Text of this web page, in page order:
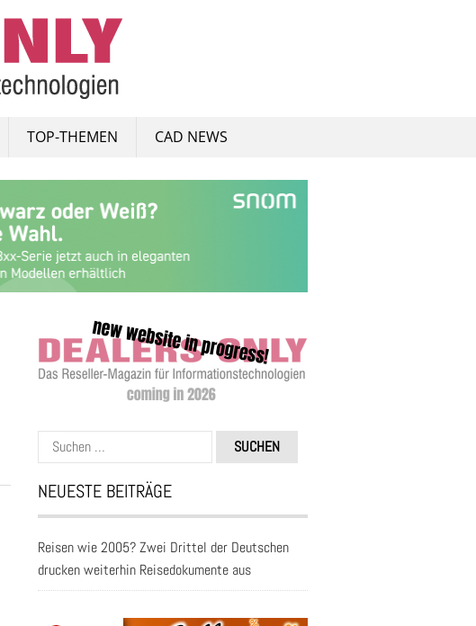
TOP-THEMEN CAD NEWS
Suchen
nach:
NEUESTE BEITRÄGE
Reisen wie 2005? Zwei Drittel der Deutschen
drucken weiterhin Reisedokumente aus